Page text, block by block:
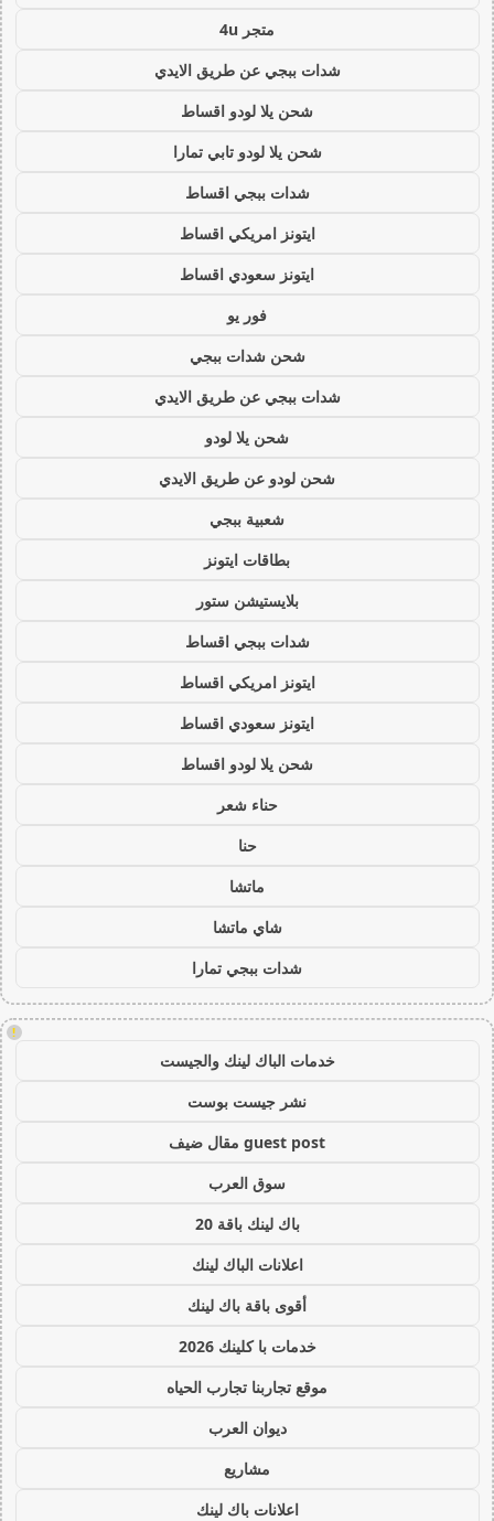
متجر 4u
شدات ببجي عن طريق الايدي
شحن يلا لودو اقساط
شحن يلا لودو تابي تمارا
شدات ببجي اقساط
ايتونز امريكي اقساط
ايتونز سعودي اقساط
فور يو
شحن شدات ببجي
شدات ببجي عن طريق الايدي
شحن يلا لودو
شحن لودو عن طريق الايدي
شعبية ببجي
بطاقات ايتونز
بلايستيشن ستور
شدات ببجي اقساط
ايتونز امريكي اقساط
ايتونز سعودي اقساط
شحن يلا لودو اقساط
حناء شعر
حنا
ماتشا
شاي ماتشا
شدات ببجي تمارا
!
خدمات الباك لينك والجيست
نشر جيست بوست
guest post مقال ضيف
سوق العرب
باك لينك باقة 20
اعلانات الباك لينك
أقوى باقة باك لينك
خدمات با كلينك 2026
موقع تجاربنا تجارب الحياه
ديوان العرب
مشاريع
اعلانات باك لينك